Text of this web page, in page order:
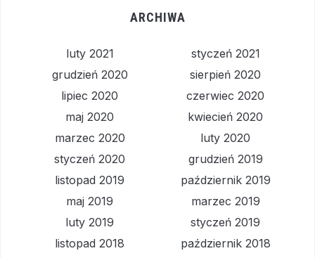
ARCHIWA
luty 2021
styczeń 2021
grudzień 2020
sierpień 2020
lipiec 2020
czerwiec 2020
maj 2020
kwiecień 2020
marzec 2020
luty 2020
styczeń 2020
grudzień 2019
listopad 2019
październik 2019
maj 2019
marzec 2019
luty 2019
styczeń 2019
listopad 2018
październik 2018